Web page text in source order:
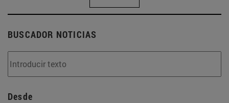
BUSCADOR NOTICIAS
Desde